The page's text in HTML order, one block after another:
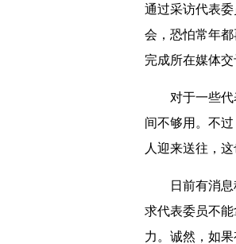
通过采访代表
会，恐怕常年
完成所在媒体
对于一些代表
间不够用。不
人迎来送往，
日前有消息称
求代表委员不
力。诚然，如